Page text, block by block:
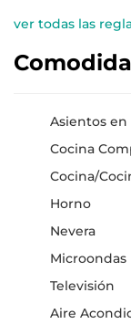
ver todas las
Asientos
Cocina
Cocina/
Horno
Nevera
Microondas
Televisión
Aire